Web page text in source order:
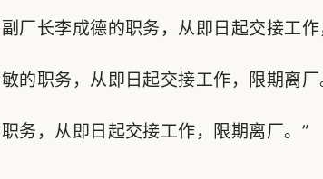
厂长李成德的职务，从即日起交接工作
的职务，从即日起交接工作，限期离厂
务，从即日起交接工作，限期离厂。”